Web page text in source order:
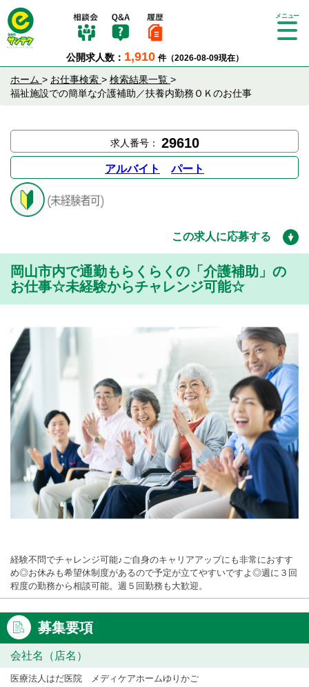
公開求人数： 1,910 件（2026-08-09現在）
Tog
ホーム > お仕事検索 > 検索結果一覧 >
福祉施設での簡単な介護補助／扶養内勤務ＯＫのお仕事
求人番号： 29610
アルバイト パート
この求人に応募する
岡山市内で通勤もらくらくの「介護補助」の
お仕事☆未経験からチャレンジ可能☆
経験不問でチャレンジ可能♪ご自身のキャリアアップにも非常におすす
め◎お休みも希望休制度があるので予定が立てやすいですよ◎週に３回
程度の勤務から相談可能。週５回勤務も大歓迎。
募集要項
会社名（店名）
医療法人はだ医院 メディケアホームゆりかご